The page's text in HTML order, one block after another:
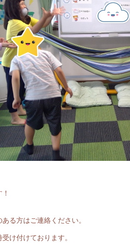
る方はご連絡ください。
け付けております。